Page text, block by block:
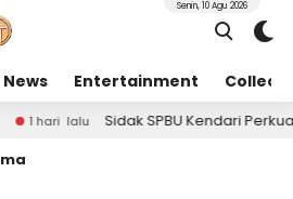
News Entertainment
Senin, 10 Agu 2026
Sidak SPBU Kendari Perkuat